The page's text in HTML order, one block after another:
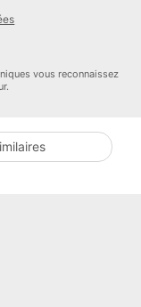
: 8000 %
vous reconnaissez